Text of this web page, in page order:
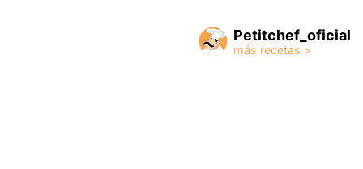
Petitchef_oficial